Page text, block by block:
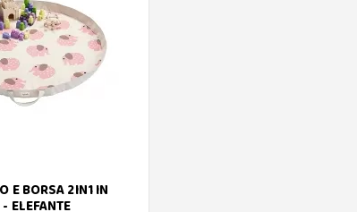
E BORSA 2IN1 IN
ELEFANTE